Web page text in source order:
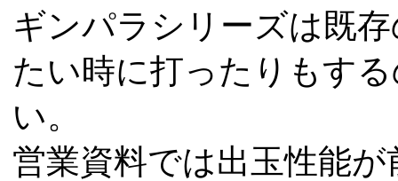
ギンパラシリーズは既
たい時に打ったりもす
い。
営業資料では出玉性能